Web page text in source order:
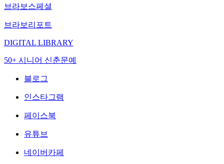
브라보스페셜
브라보리포트
DIGITAL LIBRARY
50+ 시니어 신춘문예
블로그
인스타그램
페이스북
유튜브
네이버카페